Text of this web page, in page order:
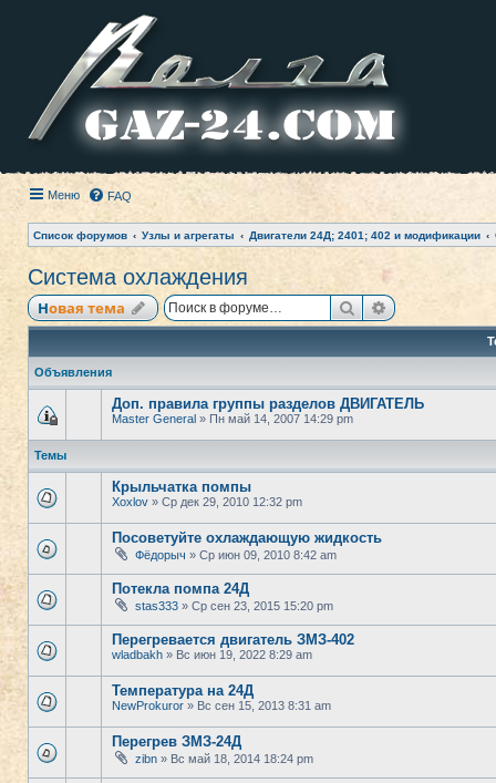
Меню FAQ
Список форумов Узлы и агрегаты Двигатели 24Д; 2401; 402 и модификации
Система охлаждения
Новая тема ПоискРасширенный
Объявления
Доп. правила группы разделов ДВИГАТЕЛЬ
Master General » Пн май 14, 2007 14:29 pm
Темы
Крыльчатка помпы
Xoxlov » Ср дек 29, 2010 12:32 pm
Посоветуйте охлаждающую жидкость
Фёдорыч » Ср июн 09, 2010 8:42 am
Потекла помпа 24Д
stas333 » Ср сен 23, 2015 15:20 pm
Перегревается двигатель ЗМЗ-402
wladbakh » Вс июн 19, 2022 8:29 am
Температура на 24Д
NewProkuror » Вс сен 15, 2013 8:31 am
Перегрев ЗМЗ-24Д
zibn » Вс май 18, 2014 18:24 pm